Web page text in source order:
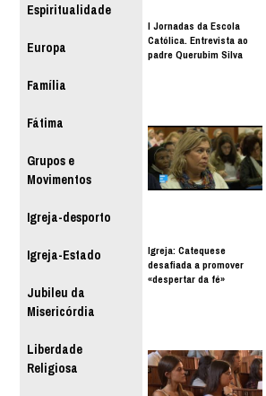
Espiritualidade
Europa
Família
Fátima
Grupos e
Movimentos
Igreja-desporto
Igreja-Estado
Jubileu da
Misericórdia
Liberdade
Religiosa
I Jornadas da Escola
Católica. Entrevista ao
padre Querubim Silva
Igreja: Catequese
desafiada a promover
«despertar da fé»